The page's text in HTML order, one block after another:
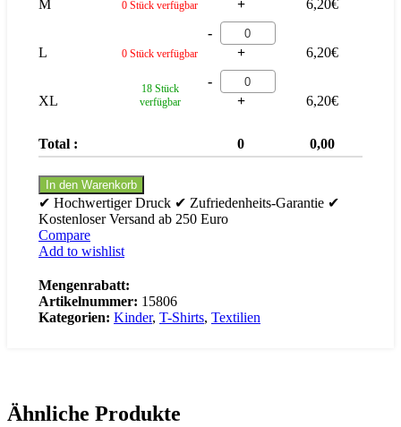
M 0 Stück verfügbar
+
6,20€
L 0 Stück verfügbar
-
+
6,20€
XL
18 Stück
verfügbar
-
+
6,20€
Total : 0 0,00
In den Warenkorb
✔ Hochwertiger Druck ✔ Zufriedenheits-Garantie ✔
Kostenloser Versand ab 250 Euro
Compare
Add to wishlist
Mengenrabatt:
Artikelnummer: 15806
Kategorien: Kinder, T-Shirts, Textilien
Ähnliche Produkte